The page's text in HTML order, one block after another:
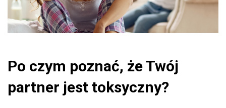
Po czym poznać, że Twój
partner jest toksyczny?